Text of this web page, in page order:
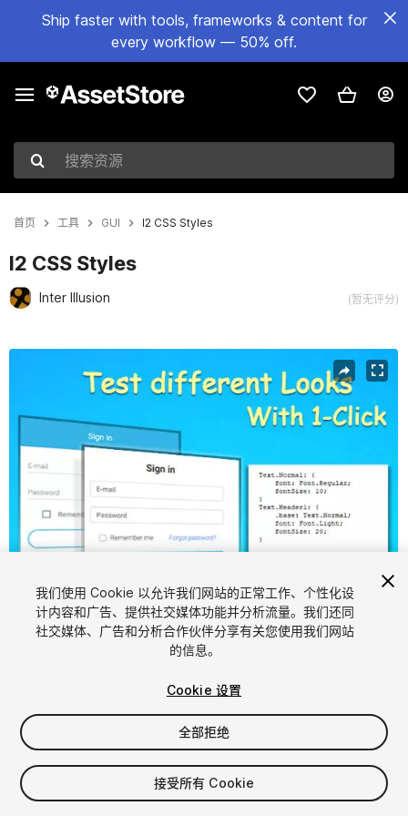
Ship faster with tools, frameworks & content for
every workflow — 50% off.
搜索资源
首页 工具 GUI I2 CSS Styles
I2 CSS Styles
Inter Illusion (暂无评分)
1 /6
$20
我们使用 Cookie 以允许我们网站的正常工作、个性化设
计内容和广告、提供社交媒体功能并分析流量。我们还同
社交媒体、广告和分析合作伙伴分享有关您使用我们网站
的信息。
Cookie 设置
全部拒绝
接受所有 Cookie